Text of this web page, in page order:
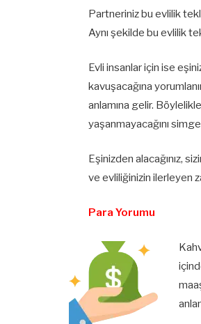
Partneriniz bu evlilik
Aynı şekilde bu evlilik
Evli insanlar için ise
kavuşacağına
anlamına gelir.
yaşanmayacağını
Eşinizden alacağınız,
ve evliliğinizin ilerleyen
Para Yorumu